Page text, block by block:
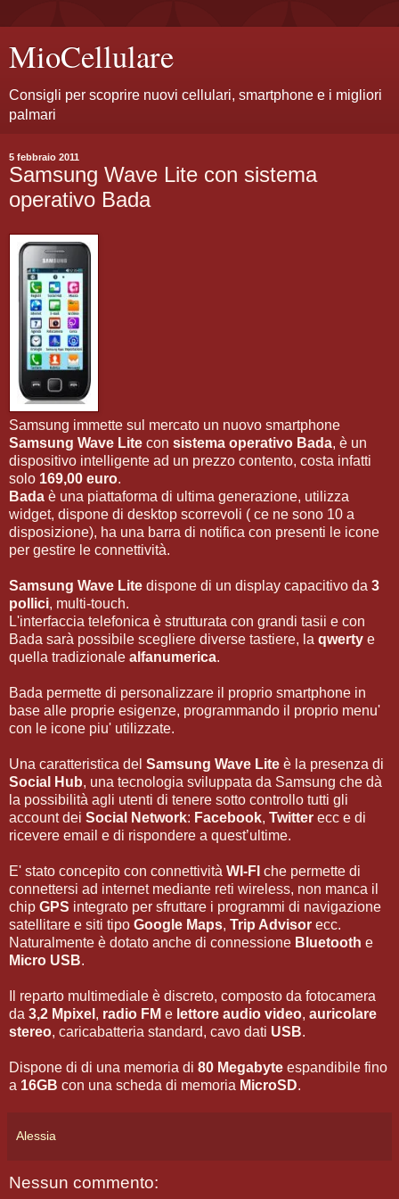
MioCellulare
Consigli per scoprire nuovi cellulari, smartphone e i migliori
palmari
5 febbraio 2011
Samsung Wave Lite con sistema
operativo Bada
Samsung immette sul mercato un nuovo smartphone
Samsung Wave Lite con sistema operativo Bada, è un
dispositivo intelligente ad un prezzo contento, costa infatti
solo 169,00 euro.
Bada è una piattaforma di ultima generazione, utilizza
widget, dispone di desktop scorrevoli ( ce ne sono 10 a
disposizione), ha una barra di notifica con presenti le icone
per gestire le connettività.
Samsung Wave Lite dispone di un display capacitivo da 3
pollici, multi-touch.
L'interfaccia telefonica è strutturata con grandi tasii e con
Bada sarà possibile scegliere diverse tastiere, la qwerty e
quella tradizionale alfanumerica.
Bada permette di personalizzare il proprio smartphone in
base alle proprie esigenze, programmando il proprio menu'
con le icone piu' utilizzate.
Una caratteristica del Samsung Wave Lite è la presenza di
Social Hub, una tecnologia sviluppata da Samsung che dà
la possibilità agli utenti di tenere sotto controllo tutti gli
account dei Social Network: Facebook, Twitter ecc e di
ricevere email e di rispondere a quest’ultime.
E' stato concepito con connettività WI-FI che permette di
connettersi ad internet mediante reti wireless, non manca il
chip GPS integrato per sfruttare i programmi di navigazione
satellitare e siti tipo Google Maps, Trip Advisor ecc.
Naturalmente è dotato anche di connessione Bluetooth e
Micro USB.
Il reparto multimediale è discreto, composto da fotocamera
da 3,2 Mpixel , radio FM e lettore audio video, auricolare
stereo, caricabatteria standard, cavo dati USB.
Dispone di di una memoria di 80 Megabyte espandibile fino
a 16GB con una scheda di memoria MicroSD.
Alessia
Nessun commento: